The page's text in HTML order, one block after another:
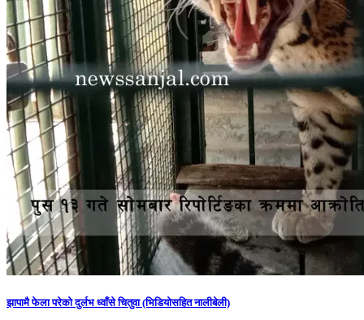
झापामै फेला परेको दुर्लभ ध्वाँसे चितुवा (भिडियोसहित नालीबेली)